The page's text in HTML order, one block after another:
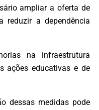
ampliar a oferta de
reduzir a dependência
na infraestrutura
ações educativas e de
dessas medidas pode